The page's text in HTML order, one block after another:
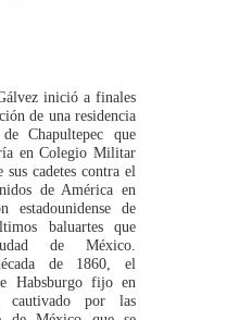
inició a finales
de una residencia
Chapultepec que
en Colegio Militar
cadetes contra el
de América en
estadounidense de
baluartes que
de México.
de 1860, el
Habsburgo fijo en
cautivado por las